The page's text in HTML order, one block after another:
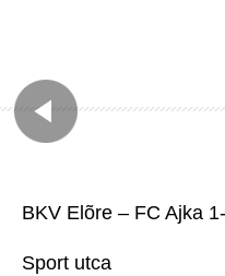
BKV Elõre – FC Ajka
Sport utca